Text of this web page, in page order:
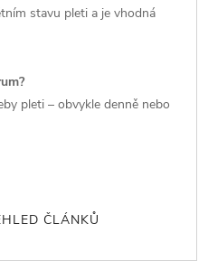
stavu pleti a je vhodná
pleti – obvykle denně nebo
ČLÁNKŮ